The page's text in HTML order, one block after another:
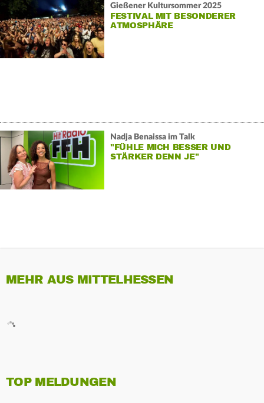
Gießener Kultursommer 2025
FESTIVAL MIT BESONDERER
ATMOSPHÄRE
Nadja Benaissa im Talk
"FÜHLE MICH BESSER UND
STÄRKER DENN JE"
MEHR AUS MITTELHESSEN
TOP MELDUNGEN